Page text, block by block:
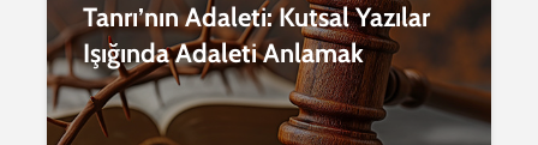
Tanrı’nın Adaleti: Kutsal Yazılar
Işığında Adaleti Anlamak